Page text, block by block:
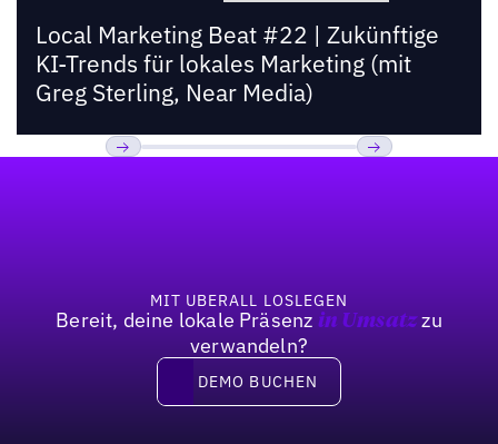
Local Marketing Beat #22 | Zukünftige
KI-Trends für lokales Marketing (mit
Greg Sterling, Near Media)
MIT UBERALL LOSLEGEN
Bereit, deine lokale Präsenz in Umsatzzu
verwandeln?
DEMO BUCHEN
DEMO BUCHEN